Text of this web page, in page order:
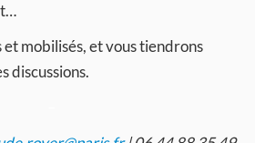
mobilisés, et vous tiendrons
discussions.